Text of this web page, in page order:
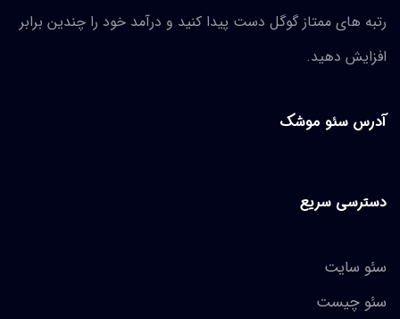
رتبه های ممتاز گوگل دست پیدا کنید و درآمد خود را چندین برابر
افزایش دهید.
آدرس سئو موشک
دسترسی سریع
سئو سایت
سئو چیست